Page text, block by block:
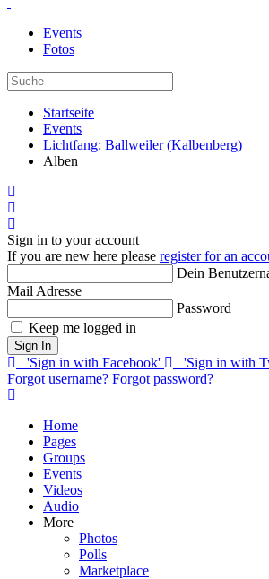
Events
Fotos
Startseite
Events
Lichtfang: Ballweiler (Kalbenberg)
Alben
Sign in to your account
If you are new here please register for an
Dein
Mail Adresse
Password
Keep me logged in
Sign In
'Sign in with Facebook'
'Sign in with
Forgot username? Forgot password?
Home
Pages
Groups
Events
Videos
Audio
More
Photos
Polls
Marketplace